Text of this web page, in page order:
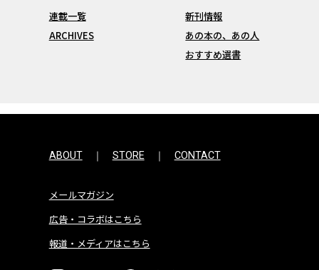
連載一覧
ARCHIVES
新刊情報
あの本の、あの人
おすすめ選書
ABOUT STORE CONTACT
メールマガジン
広告・コラボはこちら
報道・メディアはこちら